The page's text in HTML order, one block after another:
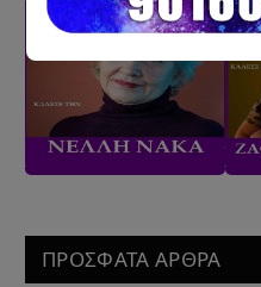
ΠΡΟΣΦΑΤΑ ΑΡΘΡΑ